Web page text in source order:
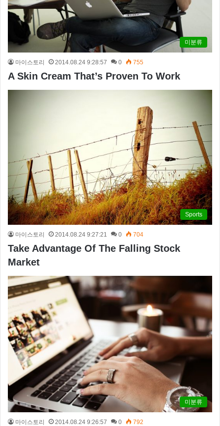
미분류
마이스토리 2014.08.24 9:28:57 0 755
A Skin Cream That’s Proven To Work
Sports
마이스토리 2014.08.24 9:27:21 0 704
Take Advantage Of The Falling Stock
Market
미분류
마이스토리 2014.08.24 9:26:57 0 792